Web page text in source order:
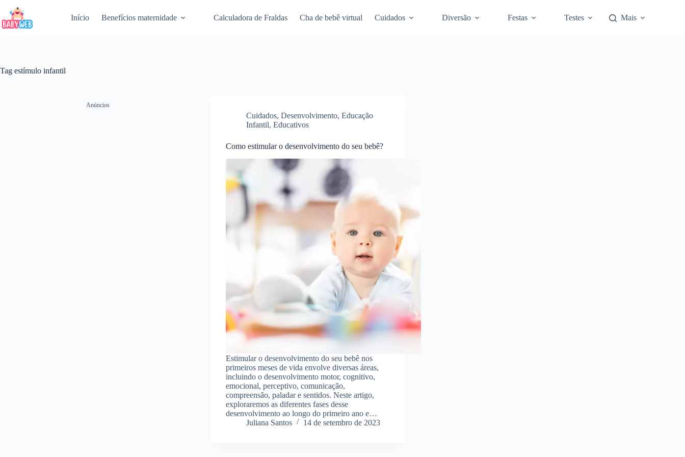
para
o
conteúdo
Início Benefícios maternidade Calculadora de Fraldas Cha de bebê virtual Cuidados Diversão Festas Testes Mais
Tag estímulo infantil
Anúncios
Cuidados,Desenvolvimento,Educação
Infantil,Educativos
Como estimular o desenvolvimento do seu bebê?
Estimular o desenvolvimento do seu bebê nos
primeiros meses de vida envolve diversas áreas,
incluindo o desenvolvimento motor, cognitivo,
emocional, perceptivo, comunicação,
compreensão, paladar e sentidos. Neste artigo,
exploraremos as diferentes fases desse
desenvolvimento ao longo do primeiro ano e…
Juliana Santos
14 de setembro de 2023